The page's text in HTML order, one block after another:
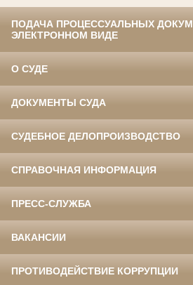
ПОДАЧА ПРОЦЕССУАЛЬНЫХ
ЭЛЕКТРОННОМ ВИДЕ
О СУДЕ
ДОКУМЕНТЫ СУДА
СУДЕБНОЕ ДЕЛОПРОИЗВОДСТВО
СПРАВОЧНАЯ ИНФОРМАЦИЯ
ПРЕСС-СЛУЖБА
ВАКАНСИИ
ПРОТИВОДЕЙСТВИЕ КОРРУПЦИИ